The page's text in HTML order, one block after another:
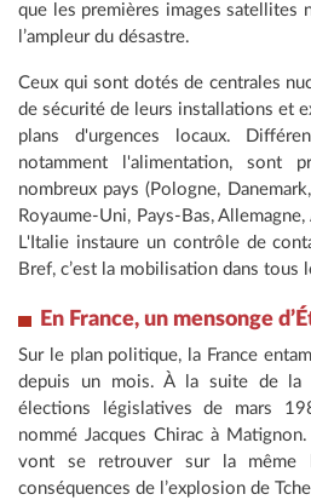
que les premières images satellites
l’ampleur du désastre.
Ceux qui sont dotés de centrales
de sécurité de leurs installations et
plans d'urgences locaux.
notamment l'alimentation, sont
nombreux pays (Pologne,
Royaume-Uni, Pays-Bas,
L'Italie instaure un contrôle de
Bref, c’est la mobilisation dans tous
En France, un mensonge
Sur le plan politique, la France
depuis un mois. À la suite de la
élections législatives de mars
nommé Jacques Chirac à
vont se retrouver sur la même
conséquences de l’explosion de